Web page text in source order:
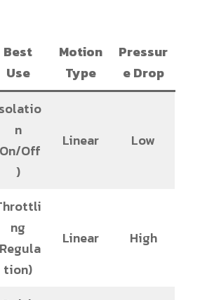
Best
Use
Motion
Type
Pressur
e Drop
n
Off
)
Linear Low
ng
tion)
Linear High